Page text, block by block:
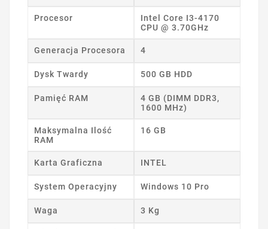
Procesor
Intel Core I3-4170
CPU @ 3.70GHz
Generacja Procesora 4
Dysk Twardy 500 GB HDD
Pamięć RAM
4 GB (DIMM DDR3,
1600 MHz)
Maksymalna Ilość
RAM
16 GB
Karta Graficzna INTEL
System Operacyjny Windows 10 Pro
Waga 3 Kg